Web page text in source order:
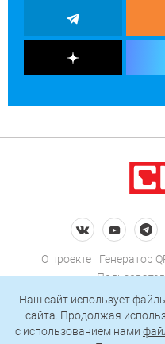
О проекте Генератор
Политика
Наш сайт использует
сайта. Продолжая
c использованием нами